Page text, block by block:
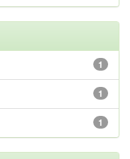
1
1
1